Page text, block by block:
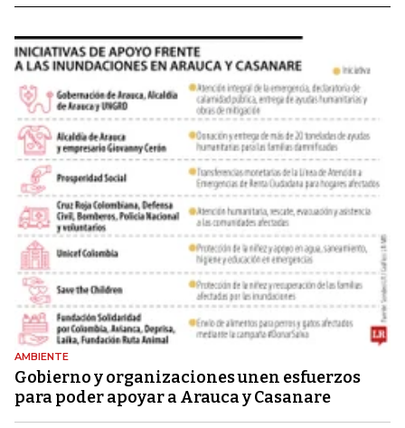
AMBIENTE
Gobierno y organizaciones unen esfuerzos
para poder apoyar a Arauca y Casanare